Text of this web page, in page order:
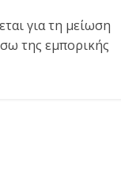
για τη μείωση
της εμπορικής